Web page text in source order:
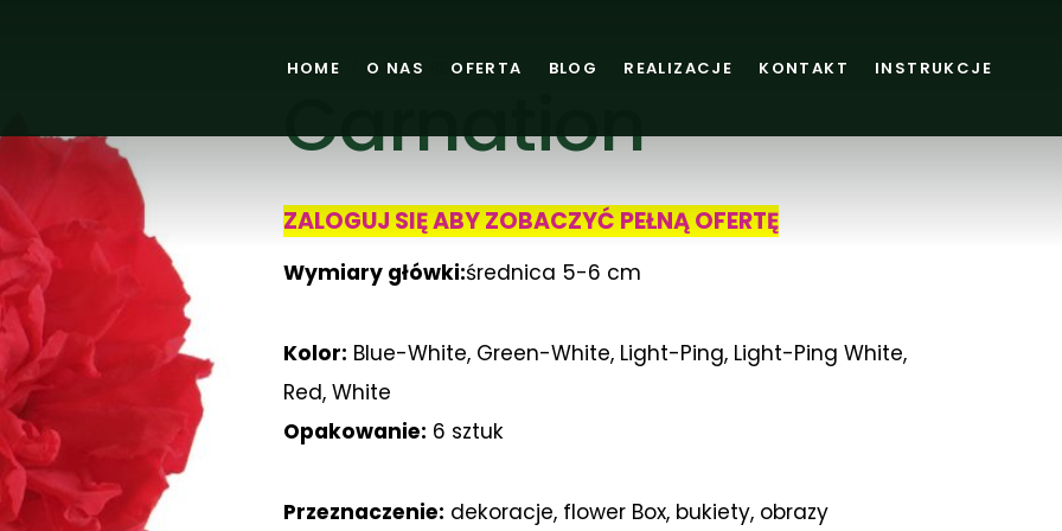
HOME O NAS OFERTA BLOG REALIZACJE KONTAKT INSTRUKCJE
KWIATY KWIATY BEZ ŁODYGI
Carnation
ZALOGUJ SIĘ ABY ZOBACZYĆ PEŁNĄ OFERTĘ
Wymiary główki:średnica 5-6 cm
Kolor: Blue-White, Green-White, Light-Ping, Light-Ping White,
Red, White
Opakowanie: 6 sztuk
Przeznaczenie: dekoracje, flower Box, bukiety, obrazy